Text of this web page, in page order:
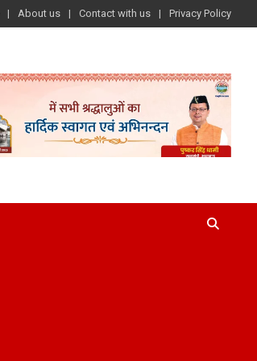
About us Contact with us Privacy Policy